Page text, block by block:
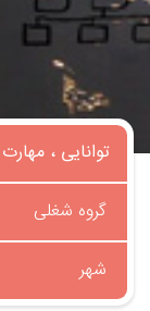
گروه شغلی
شهر